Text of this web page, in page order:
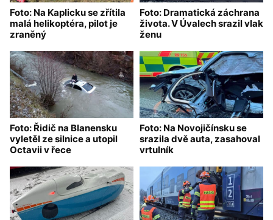
Foto: Na Kaplicku se zřítila
malá helikoptéra, pilot je
zraněný
Foto: Dramatická záchrana
života. V Úvalech srazil vlak
ženu
Foto: Řidič na Blanensku
vyletěl ze silnice a utopil
Octavii v řece
Foto: Na Novojičínsku se
srazila dvě auta, zasahoval
vrtulník